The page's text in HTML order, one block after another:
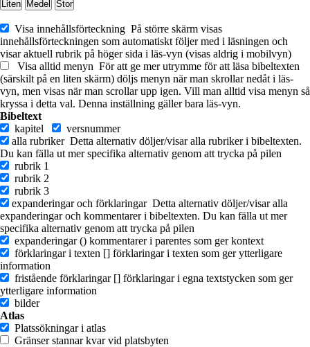
Liten Medel Stor
Visa innehållsförteckning På större skärm visas
innehållsförteckningen som automatiskt följer med i läsningen och
visar aktuell rubrik på höger sida i läs-vyn (visas aldrig i mobilvyn)
Visa alltid menyn För att ge mer utrymme för att läsa bibeltexten
(särskilt på en liten skärm) döljs menyn när man skrollar nedåt i läs-
vyn, men visas när man scrollar upp igen. Vill man alltid visa menyn så
kryssa i detta val. Denna inställning gäller bara läs-vyn.
Bibeltext
kapitel
versnummer
alla rubriker Detta alternativ döljer/visar alla rubriker i bibeltexten.
Du kan fälla ut mer specifika alternativ genom att trycka på pilen
rubrik 1
rubrik 2
rubrik 3
expanderingar och förklaringar Detta alternativ döljer/visar alla
expanderingar och kommentarer i bibeltexten. Du kan fälla ut mer
specifika alternativ genom att trycka på pilen
expanderingar () kommentarer i parentes som ger kontext
förklaringar i texten [] förklaringar i texten som ger ytterligare
information
fristående förklaringar [] förklaringar i egna textstycken som ger
ytterligare information
bilder
Atlas
Platssökningar i atlas
Gränser stannar kvar vid platsbyten